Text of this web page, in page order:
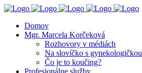
Domov
Mgr. Marcela Korčeková
Rozhovory v médiách
Na slovíčko s gynekologičkou
Čo je to koučing?
Profesionálne služby